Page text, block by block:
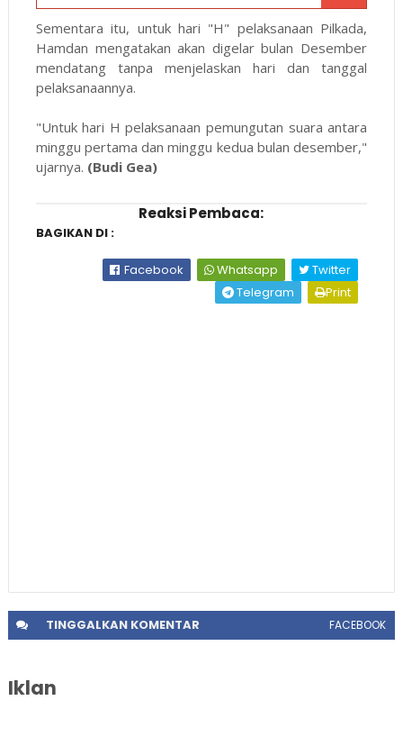
Sementara itu, untuk hari "H" pelaksanaan Pilkada,
Hamdan mengatakan akan digelar bulan Desember
mendatang tanpa menjelaskan hari dan tanggal
pelaksanaannya.
"Untuk hari H pelaksanaan pemungutan suara antara
minggu pertama dan minggu kedua bulan desember,"
ujarnya. (Budi Gea)
Reaksi Pembaca:
BAGIKAN DI :
Facebook Whatsapp
Twitter
Telegram
Print
TINGGALKANKOMENTAR FACEBOOK
Iklan